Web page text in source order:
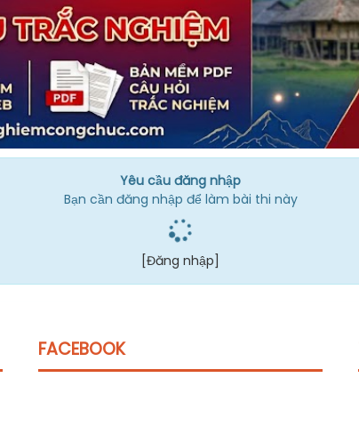
Yêu cầu đăng nhập
Bạn cần đăng nhập để làm bài thi này
[Đăng nhập]
FACEBOOK